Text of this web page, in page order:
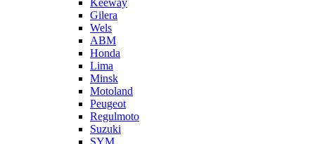
Keeway
Gilera
Wels
ABM
Honda
Lima
Minsk
Motoland
Peugeot
Regulmoto
Suzuki
SYM